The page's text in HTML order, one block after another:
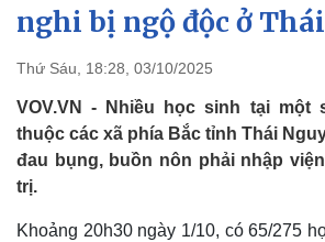
Đảng
Tổ chức nhân sự
Nhận diện sự thật
Tin 24h
Dự báo
Việc làm
Biển
nghi bị ngộ độc ở
Thứ Sáu, 18:28, 03/10/2025
VOV.VN - Nhiều học sinh tại
thuộc các xã phía Bắc tỉnh Thái
đau bụng, buồn nôn phải nhập
trị.
Khoảng 20h30 ngày 1/10, có 65/275